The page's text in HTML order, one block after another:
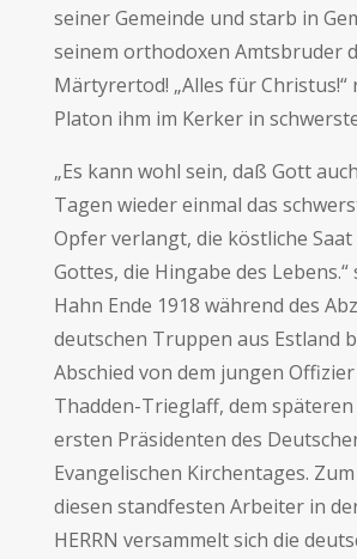
seiner Gemeinde und starb in
seinem orthodoxen Amtsbruder
Märtyrertod! „Alles für Christus!“
Platon ihm im Kerker in
„Es kann wohl sein, daß Gott
Tagen wieder einmal das
Opfer verlangt, die köstliche Saat
Gottes, die Hingabe des
Hahn Ende 1918 während des
deutschen Truppen aus Estland
Abschied von dem jungen
Thadden-Trieglaff, dem
ersten Präsidenten des
Evangelischen Kirchentages.
diesen standfesten Arbeiter in
HERRN versammelt sich die